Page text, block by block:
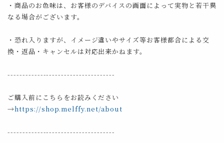
・商品のお色味は、お客様のデバイスの画面によって実物と若干異
なる場合がございます。
・恐れ入りますが、イメージ違いやサイズ等お客様都合による交
換・返品・キャンセルは対応出来かねます。
------------------------------------
ご購入前にこちらをお読みください
→https://shop.melffy.net/about
------------------------------------